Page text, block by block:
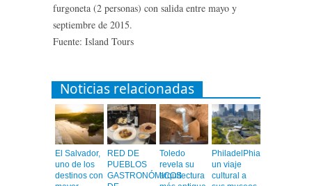
furgoneta (2 personas) con salida entre mayo y
septiembre de 2015.
Fuente: Island Tours
Noticias relacionadas
El Salvador,
uno de los
destinos con
RED DE
PUEBLOS
GASTRONÓMICOS
Toledo
revela su
arquitectura
PhiladelPhia,
un viaje
cultural a